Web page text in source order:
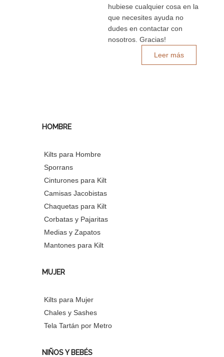
hubiese cualquier cosa en la
que necesites ayuda no
dudes en contactar con
nosotros. Gracias!
Leer más
HOMBRE
Kilts para Hombre
Sporrans
Cinturones para Kilt
Camisas Jacobistas
Chaquetas para Kilt
Corbatas y Pajaritas
Medias y Zapatos
Mantones para Kilt
MUJER
Kilts para Mujer
Chales y Sashes
Tela Tartán por Metro
NIÑOS Y BEBÉS